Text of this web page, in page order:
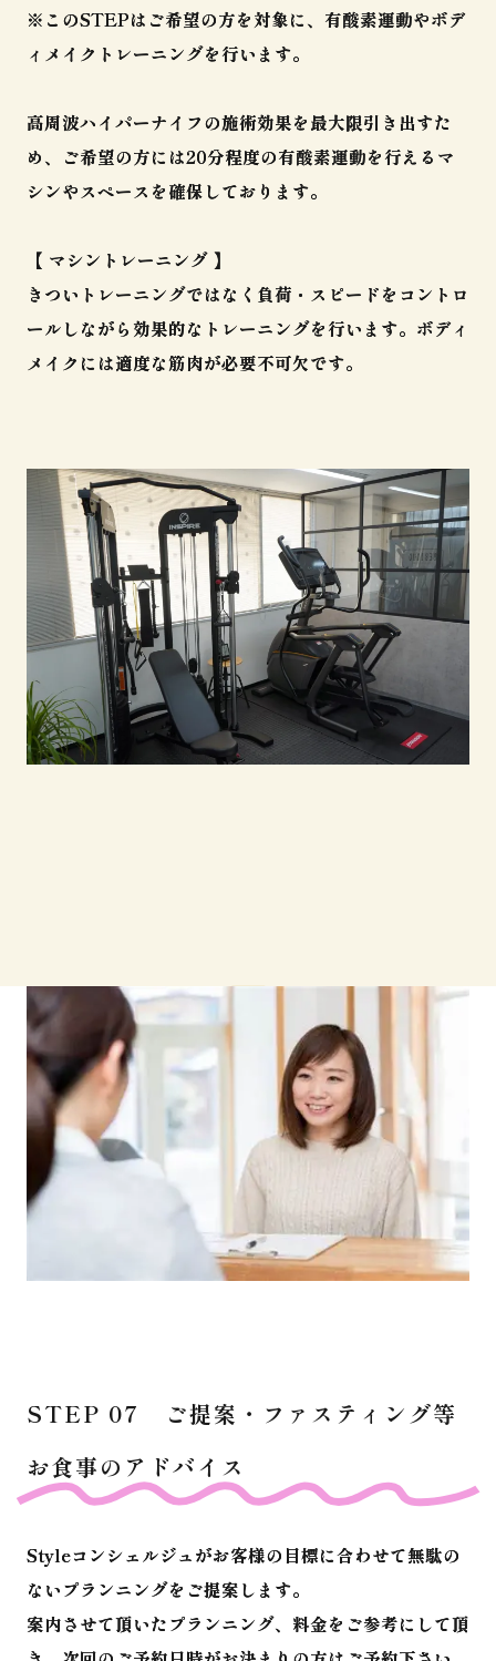
※このSTEPはご希望の方を対象に、有酸素運動やボデ
ィメイクトレーニングを行います。
高周波ハイパーナイフの施術効果を最大限引き出すた
め、ご希望の方には20分程度の有酸素運動を行えるマ
シンやスペースを確保しております。
【 マシントレーニング 】
きついトレーニングではなく負荷・スピードをコントロ
ールしながら効果的なトレーニングを行います。ボディ
メイクには適度な筋肉が必要不可欠です。
STEP 07 ご提案・ファスティング等
お食事のアドバイス
Styleコンシェルジュがお客様の目標に合わせて無駄の
ないプランニングをご提案します。
案内させて頂いたプランニング、料金をご参考にして頂